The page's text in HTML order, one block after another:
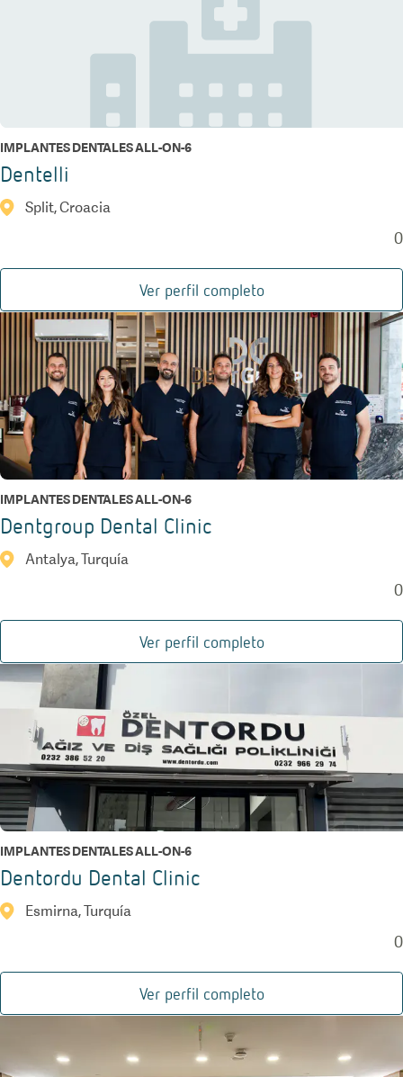
IMPLANTES DENTALES ALL-ON-6
Dentelli
Split, Croacia
0
Ver perfil completo
IMPLANTES DENTALES ALL-ON-6
Dentgroup Dental Clinic
Antalya, Turquía
0
Ver perfil completo
IMPLANTES DENTALES ALL-ON-6
Dentordu Dental Clinic
Esmirna, Turquía
0
Ver perfil completo